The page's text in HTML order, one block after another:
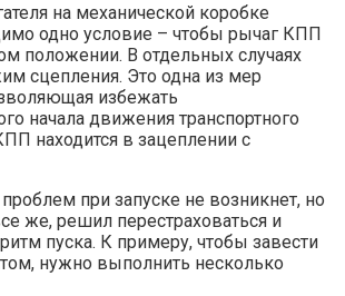
на механической коробке
одно условие – чтобы рычаг КПП
положении. В отдельных случаях
сцепления. Это одна из мер
избежать
начала движения транспортного
находится в зацеплении с
при запуске не возникнет, но
же, решил перестраховаться и
пуска. К примеру, чтобы завести
нужно выполнить несколько